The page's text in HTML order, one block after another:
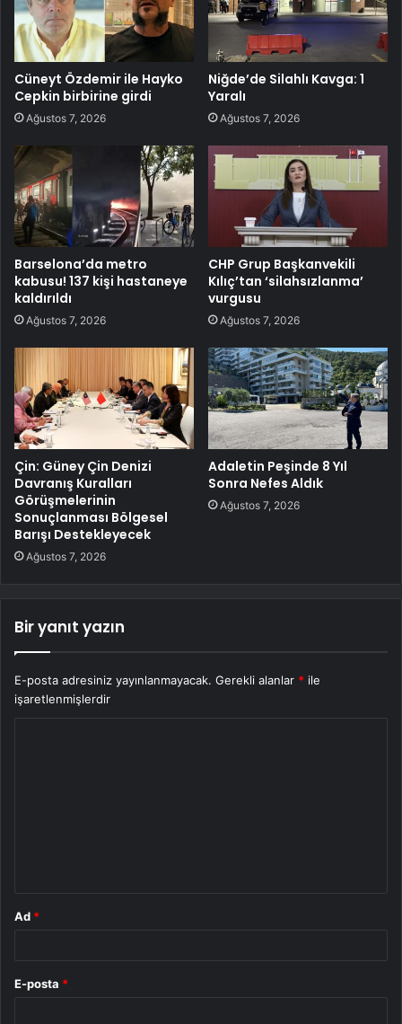
Cüneyt Özdemir ile Hayko
Cepkin birbirine girdi
Ağustos 7, 2026
Niğde’de Silahlı Kavga: 1
Yaralı
Ağustos 7, 2026
Barselona’da metro
kabusu! 137 kişi hastaneye
kaldırıldı
Ağustos 7, 2026
CHP Grup Başkanvekili
Kılıç’tan ‘silahsızlanma’
vurgusu
Ağustos 7, 2026
Çin: Güney Çin Denizi
Davranış Kuralları
Görüşmelerinin
Sonuçlanması Bölgesel
Barışı Destekleyecek
Ağustos 7, 2026
Adaletin Peşinde 8 Yıl
Sonra Nefes Aldık
Ağustos 7, 2026
Bir yanıt yazın
E-posta adresiniz yayınlanmayacak. Gerekli alanlar * ile
işaretlenmişlerdir
Ad *
E-posta *